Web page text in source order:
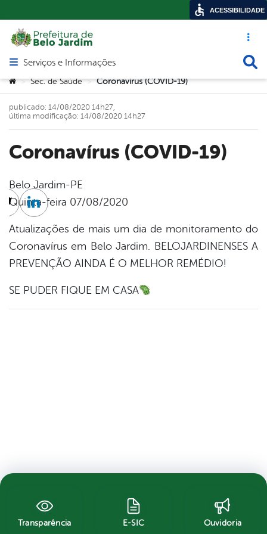
Acesso
Abrir menu principal de navegação
Serviços e Informações
Você está aqui:
> Sec. de Saúde > Coronavírus (COVID-19)
Coronavírus (COVID-19)
publicado: 14/08/2020 14h27,
última modificação: 14/08/2020 14h27
Belo Jardim-PE
Quinta-feira 07/08/2020
Atualizações de mais um dia de monitoramento do
Coronavírus em Belo Jardim. BELOJARDINENSES A
PREVENÇÃO AINDA É O MELHOR REMÉDIO!
SE PUDER FIQUE EM CASA
TwitterLinkedin
Transparência E-SIC Ouvidoria
ACESSIBILIDADE